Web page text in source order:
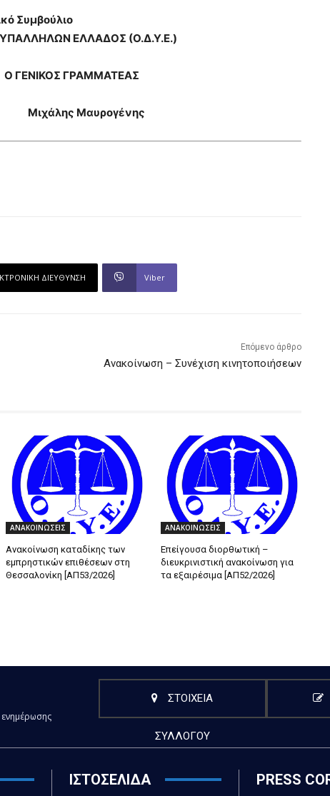
Συμβούλιο
ΕΛΛΑΔΟΣ (Ο.Δ.Υ.Ε.)
ΓΡΑΜΜΑΤΕΑΣ
Μαυρογένης
ΔΙΕΥΘΥΝΣΗ Viber
Επόμενο άρθρο
Ανακοίνωση – Συνέχιση κινητοποιήσεων
ΑΝΑΚΟΙΝΩΣΕΙΣ
Ανακοίνωση καταδίκης των
εμπρηστικών επιθέσεων στη
Θεσσαλονίκη [ΑΠ53/2026]
ΑΝΑΚΟΙΝΩΣΕΙΣ
Επείγουσα διορθωτική –
διευκρινιστική ανακοίνωση για
τα εξαιρέσιμα [ΑΠ52/2026]
ΣΤΟΙΧΕΙΑ
ΣΥΛΛΟΓΟΥ
ΙΣΤΟΣΕΛΙΔΑ PRESS